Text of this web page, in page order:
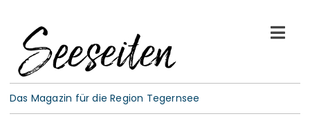
content
See-Leben
Das Magazin für die Region Tegernsee